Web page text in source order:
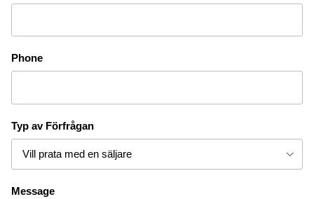
Phone
Typ av Förfrågan
Vill prata med en säljare
Message